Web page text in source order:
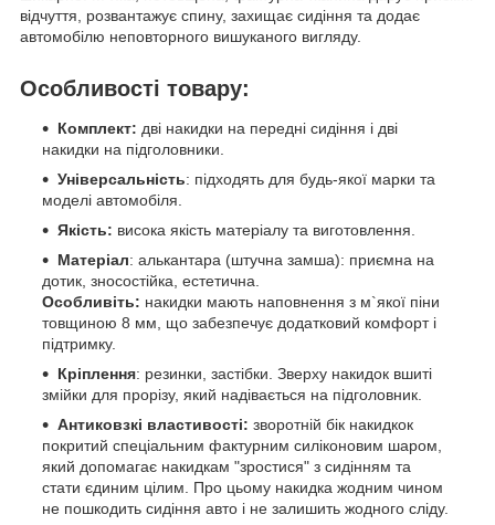
відчуття, розвантажує спину, захищає сидіння та додає
автомобілю неповторного вишуканого вигляду.
Особливості товару:
Комплект: дві накидки на передні сидіння і дві
накидки на підголовники.
Універсальність: підходять для будь-якої марки та
моделі автомобіля.
Якість: висока якість матеріалу та виготовлення.
Матеріал: алькантара (штучна замша): приємна на
дотик, зносостійка, естетична.
Особливіть: накидки мають наповнення з м`якої піни
товщиною 8 мм, що забезпечує додатковий комфорт і
підтримку.
Кріплення: резинки, застібки. Зверху накидок вшиті
змійки для прорізу, який надівається на підголовник.
Антиковзкі властивості: зворотній бік накидкок
покритий спеціальним фактурним силіконовим шаром,
який допомагає накидкам "зростися" з сидінням та
стати єдиним цілим. Про цьому накидка жодним чином
не пошкодить сидіння авто і не залишить жодного сліду.